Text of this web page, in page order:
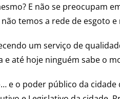
E não se preocupam
temos a rede de esgoto
um serviço de
e até hoje ninguém sabe o
e o poder público da